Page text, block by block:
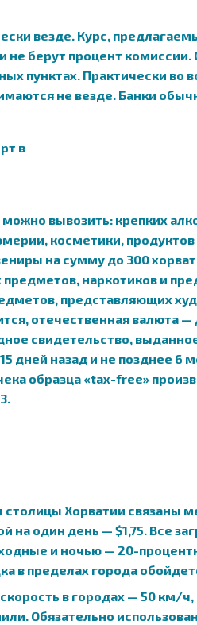
везде. Курс,
не берут процент
пунктах. Практически во
не везде. Банки
вывозить: крепких
косметики,
на сумму до 300
наркотиков и
представляющих
отечественная валюта
свидетельство,
дней назад и не позднее 6
образца «tax-free»
столицы Хорватии связаны
один день — $1,75. Все
и ночью — 20-
в пределах города
в городах — 50 км/
Обязательно